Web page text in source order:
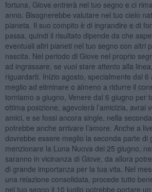
fortuna, Giove entrerà nel tuo segno e ci
anno. Bisognerebbe valutare nel tuo cielo
pianeta. Il suo compito è di ingrandire e di
passa, quindi il risultato dipende da che
eventuali altri pianeti nel tuo segno con altri
nascita. Nel periodo di Giove nel proprio
ad ingrassare, se vuoi stare attento alla
riguardarti. Inizio agosto, specialmente dal 6
meglio ad eliminare o almeno a ridurre il
torniamo a giugno, Venere dal 6 giugno per
ottima posizione, agevolerà l’amicizia, avrai
amici, e se fossi ancora single, nella
potrebbe anche arrivare l’amore. Anche a
dovrebbe essere meglio la seconda parte di
menzionare la Luna Nuova del 25 giugno,
saranno in vicinanza di Giove, da allora
di grande importanza per la tua vita. Nel
una relazione consolidata, procede tutto
nel tuo segno il 10 luglio potrebbe portare un